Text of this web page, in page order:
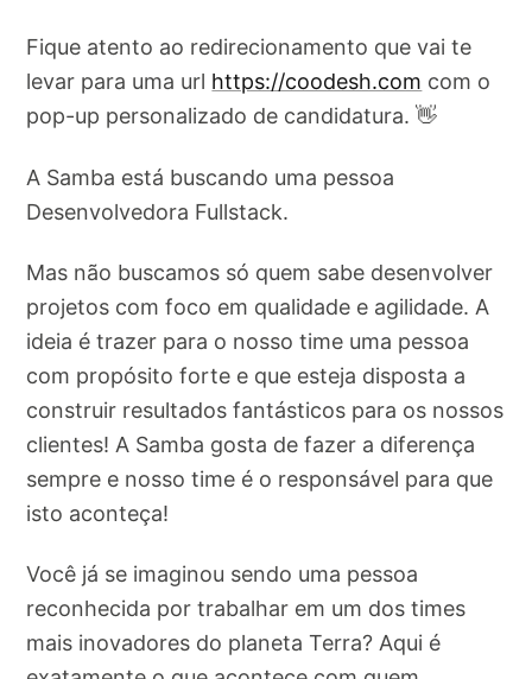
Fique atento ao redirecionamento que vai te
levar para uma url https://coodesh.com com o
pop-up personalizado de candidatura. 👋
A Samba está buscando uma pessoa
Desenvolvedora Fullstack.
Mas não buscamos só quem sabe desenvolver
projetos com foco em qualidade e agilidade. A
ideia é trazer para o nosso time uma pessoa
com propósito forte e que esteja disposta a
construir resultados fantásticos para os nossos
clientes! A Samba gosta de fazer a diferença
sempre e nosso time é o responsável para que
isto aconteça!
Você já se imaginou sendo uma pessoa
reconhecida por trabalhar em um dos times
mais inovadores do planeta Terra? Aqui é